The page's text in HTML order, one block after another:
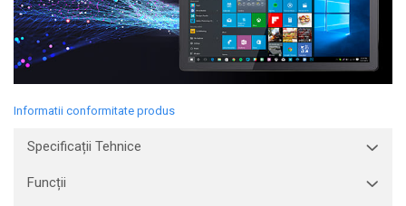
Informatii conformitate produs
Specificații Tehnice
Funcții